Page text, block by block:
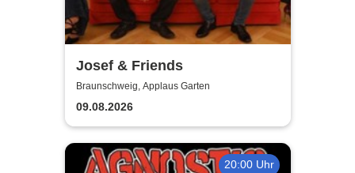
Josef & Friends
Braunschweig, Applaus Garten
09.08.2026
20:00 Uhr